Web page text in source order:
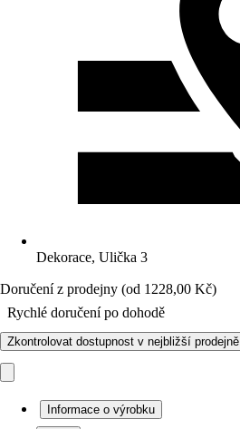
Dekorace, Ulička 3
Doručení z prodejny (od 1228,00 Kč)
Rychlé doručení po dohodě
Zkontrolovat dostupnost v nejbližší prodejně
Informace o výrobku